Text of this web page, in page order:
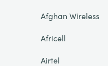
Afghan Wireless
Africell
Airtel